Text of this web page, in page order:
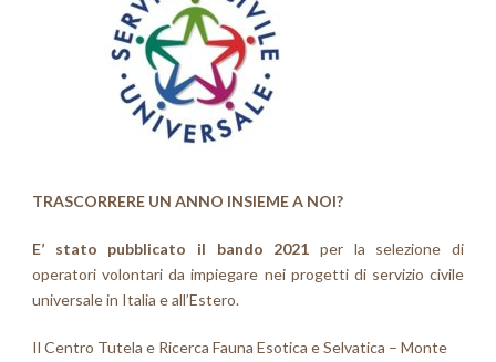
TRASCORRERE UN ANNO INSIEME A NOI?
E’ stato pubblicato il bando 2021 per la selezione di
operatori volontari da impiegare nei progetti di servizio civile
universale in Italia e all’Estero.
Il Centro Tutela e Ricerca Fauna Esotica e Selvatica – Monte